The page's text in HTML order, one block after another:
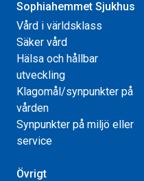
Sophiahemmet Sjukhus
Vård i världsklass
Säker vård
Hälsa och hållbar
utveckling
Klagomål/synpunkter på
vården
Synpunkter på miljö eller
service
Övrigt